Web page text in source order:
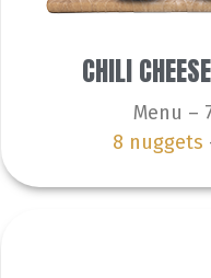
CHILI
Menu –
8 nuggets